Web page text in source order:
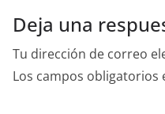
Deja una
Tu dirección de correo
Los campos obligatorios